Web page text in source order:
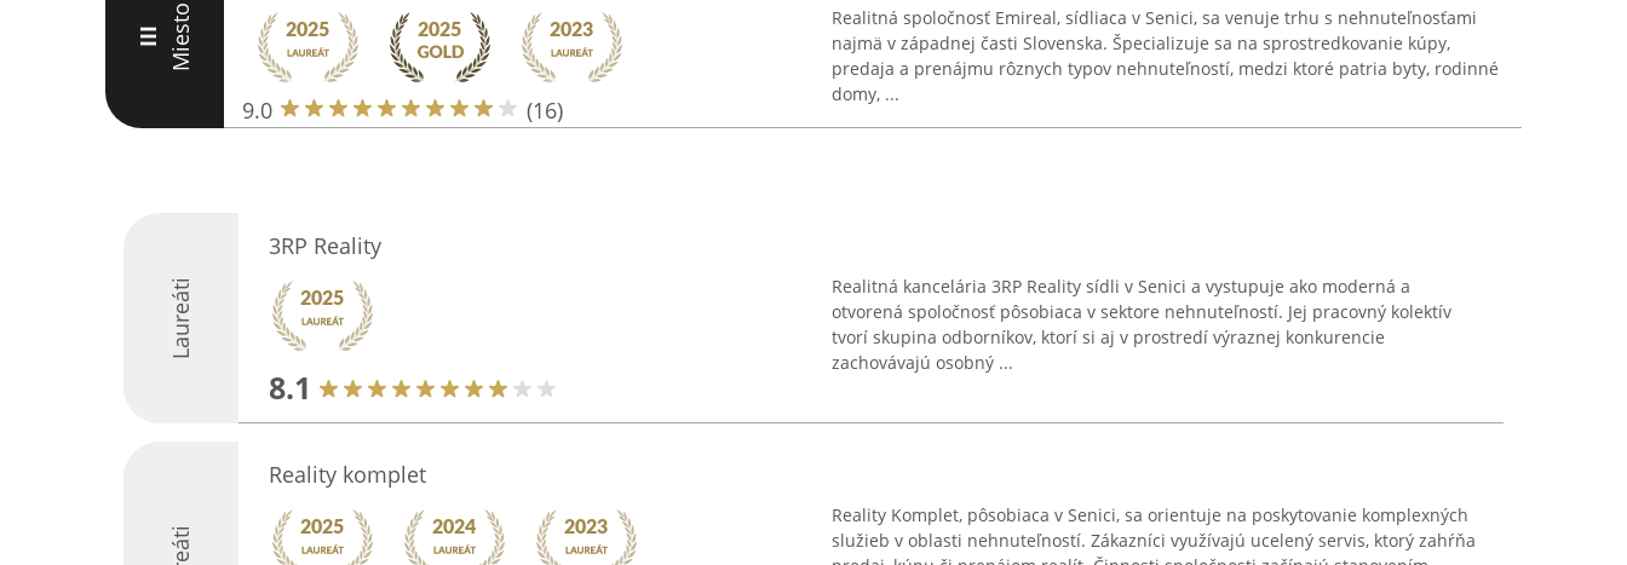
III Miesto
9.0 (16)
Realitná spoločnosť Emireal, sídliaca v Senici, sa venuje trhu s nehnuteľnosťami
najmä v západnej časti Slovenska. Špecializuje sa na sprostredkovanie kúpy,
predaja a prenájmu rôznych typov nehnuteľností, medzi ktoré patria byty, rodinné
domy, ...
Laureáti
3RP Reality
8.1
Realitná kancelária 3RP Reality sídli v Senici a vystupuje ako moderná a
otvorená spoločnosť pôsobiaca v sektore nehnuteľností. Jej pracovný kolektív
tvorí skupina odborníkov, ktorí si aj v prostredí výraznej konkurencie
zachovávajú osobný ...
Reality komplet
Reality Komplet, pôsobiaca v Senici, sa orientuje na poskytovanie komplexných
služieb v oblasti nehnuteľností. Zákazníci využívajú ucelený servis, ktorý zahŕňa